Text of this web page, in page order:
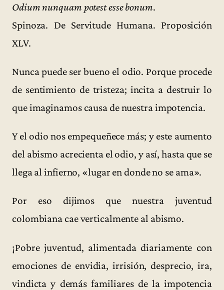
Odium nunquam potest esse bonum.
Spinoza. De Servitude Humana. Proposición
XLV.
Nunca puede ser bueno el odio. Porque procede
de sentimiento de tristeza; incita a destruir lo
que imaginamos causa de nuestra impotencia.
Y el odio nos empequeñece más; y este aumento
del abismo acrecienta el odio, y así, hasta que se
llega al infierno, «lugar en donde no se ama».
Por eso dijimos que nuestra juventud
colombiana cae verticalmente al abismo.
¡Pobre juventud, alimentada diariamente con
emociones de envidia, irrisión, desprecio, ira,
vindicta y demás familiares de la impotencia